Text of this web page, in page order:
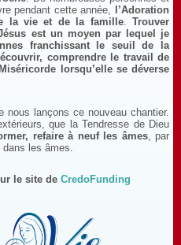
pendant cette année,
l’Adoration
la vie et de la famille.Trouver
est un moyen par lequel je
franchissant le seuil de la
comprendre le travail de
lorsqu’elle se déverse
nous lançons ce nouveau chantier.
que la Tendresse de Dieu
refaire à neuf les âmes, par
dans les âmes.
le site de CredoFunding